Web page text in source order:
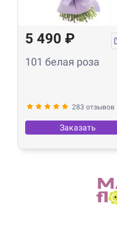
5 490 ₽
101 белая роза
283 отзывов
Заказать